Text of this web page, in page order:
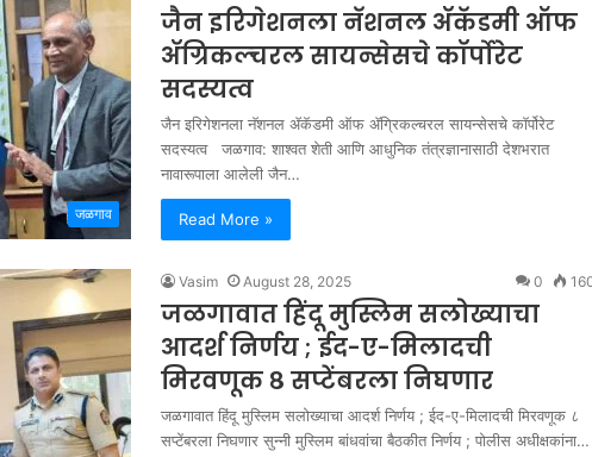
जळगाव
जैन इरिगेशनला नॅशनल ॲकॅडमी ऑफ
ॲग्रिकल्चरल सायन्सेसचे कॉर्पोरेट
सदस्यत्व
जैन इरिगेशनला नॅशनल ॲकॅडमी ऑफ ॲग्रिकल्चरल सायन्सेसचे कॉर्पोरेट
सदस्यत्व जळगाव: शाश्वत शेती आणि आधुनिक तंत्रज्ञानासाठी देशभरात
नावारूपाला आलेली जैन…
Read More »
Vasim August 28, 2025 0
जळगावात हिंदू मुस्लिम सलोख्याचा
आदर्श निर्णय ; ईद-ए-मिलादची
मिरवणूक ८ सप्टेंबरला निघणार
जळगावात हिंदू मुस्लिम सलोख्याचा आदर्श निर्णय ; ईद-ए-मिलादची मिरवणूक ८
सप्टेंबरला निघणार सुन्नी मुस्लिम बांधवांचा बैठकीत निर्णय ; पोलीस अधीक्षकांना…